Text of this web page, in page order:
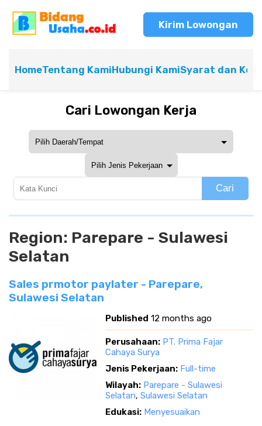
Kirim Lowongan
HomeTentang KamiHubungi KamiSyarat dan
Cari Lowongan Kerja
Cari
Region: Parepare - Sulawesi
Selatan
Sales prmotor paylater - Parepare,
Sulawesi Selatan
Published 12 months ago
Perusahaan: PT. Prima Fajar
Cahaya Surya
Jenis Pekerjaan: Full-time
Wilayah: Parepare - Sulawesi
Selatan, Sulawesi Selatan
Edukasi: Menyesuaikan